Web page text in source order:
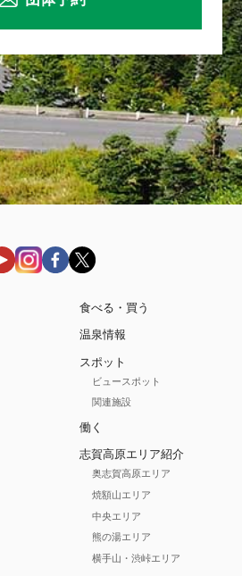
食べる・買う
温泉情報
スポット
ビュースポット
関連施設
働く
志賀高原エリア紹介
奥志賀高原エリア
焼額山エリア
中央エリア
熊の湯エリア
横手山・渋峠エリア